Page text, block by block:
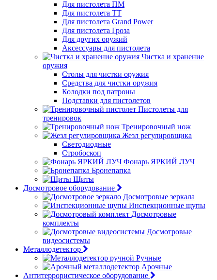
Для пистолета ПМ
Для пистолета ТТ
Для пистолета Grand Power
Для пистолета Гроза
Для других оружий
Аксессуары для пистолета
Чистка и хранение
оружия
Столы для чистки оружия
Средства для чистки оружия
Колодки под патроны
Подставки для пистолетов
Пистолеты для
тренировок
Тренировочный нож
Жезл регулировщика
Светодиодные
Стробоскоп
Фонарь ЯРКИЙ ЛУЧ
Бронепапка
Щиты
Досмотровое оборудование
Досмотровые зеркала
Инспекционные щупы
Досмотровые
комплекты
Досмотровые
видеосистемы
Металлодетектор
Ручные
Арочные
Антитеррористическое оборудование